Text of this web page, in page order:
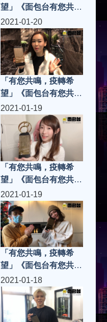
望」《面包台有您共鳴
奬2020》「共鳴金
曲」何雁詩 -《致有夢
想的人》
2021-01-20
「有您共鳴，疫轉希
望」《面包台有您共鳴
奬2020》「共鳴樂壇
新人」楊思琦
2021-01-19
「有您共鳴，疫轉希
望」《面包台有您共鳴
奬2020》「共鳴樂壇
新人」蔥蔥
ChungChung
2021-01-19
「有您共鳴，疫轉希
望」《面包台有您共鳴
奬2020》「共鳴樂壇
新人」唐浩嘉Kiko，
由本台主持人LeonLai
里安拉親自將獎項頒發
2021-01-18